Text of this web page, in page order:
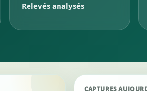
Relevés analysés
CAPTURES